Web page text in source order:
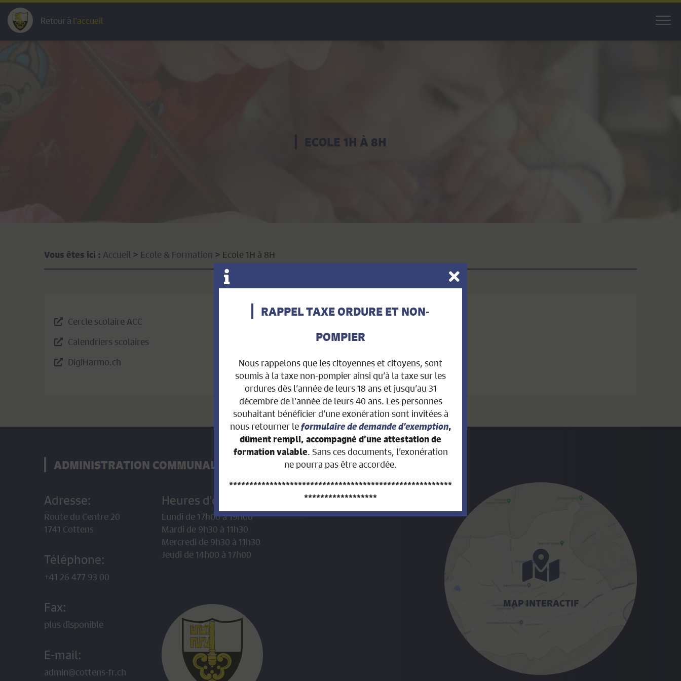
Retour à l'accueil
ECOLE 1H À 8H
Vous êtes ici : Accueil > Ecole & Formation > Ecole 1H à 8H
Cercle scolaire ACC
Calendriers scolaires
DigiHarmo.ch
ADMINISTRATION COMMUNALE
Heures d'ouverture:
Lundi de 17h00 à 19h00
Mardi de 9h30 à 11h30
Mercredi de 9h30 à 11h30
Jeudi de 14h00 à 17h00
Adresse:
Route du Centre 20
1741 Cottens
Téléphone:
+41 26 477 93 00
Fax:
plus disponible
E-mail:
admin@cottens-fr.ch
MAP INTERACTIF
RAPPEL TAXE ORDURE ET NON-
POMPIER
Nous rappelons que les citoyennes et citoyens, sont
soumis à la taxe non-pompier ainsi qu’à la taxe sur les
ordures dès l’année de leurs 18 ans et jusqu’au 31
décembre de l’année de leurs 40 ans. Les personnes
souhaitant bénéficier d’une exonération sont invitées à
nous retourner leformulaire de demande d’exemption,
dûment rempli, accompagné d’une attestation de
formation valable. Sans ces documents, l’exonération
ne pourra pas être accordée.
*******************************************************
******************
AVIS AUX PROPRIÉTAIRES FONCIERS
QUI ONT VENDU LEUR BIEN IMMOBILIER
pas la possibilité technique et légale d’établir la facture
En effet, la Loi sur les impôts communaux (LICo) art. 13
al.3 stipule :
propriétaire